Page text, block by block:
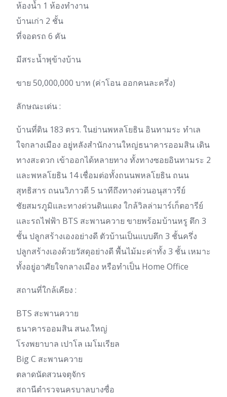
ห้องน้ำ 1 ห้องทำงาน
บ้านเก่า 2 ชั้น
ที่จอดรถ 6 คัน
มีสระน้ำพุข้างบ้าน
ขาย 50,000,000 บาท (ค่าโอน ออกคนละครึ่ง)
ลักษณะเด่น :
บ้านที่ดิน 183 ตรว. ในย่านพหลโยธิน อินทามระ ทำเล
ใจกลางเมือง อยู่หลังสำนักงานใหญ่ธนาคารออมสิน เดิน
ทางสะดวก เข้าออกได้หลายทาง ทั้งทางซอยอินทามระ 2
และพหลโยธิน 14 เชื่อมต่อทั้งถนนพหลโยธิน ถนน
สุทธิสาร ถนนวิภาวดี 5 นาทีถึงทางด่วนอนุสาวรีย์
ชัยสมรภูมิและทางด่วนดินแดง ใกล้วิลล่ามาร์เก็ตอารีย์
และรถไฟฟ้า BTS สะพานควาย ขายพร้อมบ้านหรู ตึก 3
ชั้น ปลูกสร้างเองอย่างดี ตัวบ้านเป็นแบบตึก 3 ชั้นครึ่ง
ปลูกสร้างเองด้วยวัสดุอย่างดี พื้นไม้มะค่าทั้ง 3 ชั้น เหมาะ
ทั้งอยู่อาศัยใจกลางเมือง หรือทำเป็น Home Office
สถานที่ใกล้เคียง :
BTS สะพานควาย
ธนาคารออมสิน สนง.ใหญ่
โรงพยาบาล เปาโล เมโมเรียล
Big C สะพานควาย
ตลาดนัดสวนจตุจักร
สถานีตำรวจนครบาลบางซื่อ